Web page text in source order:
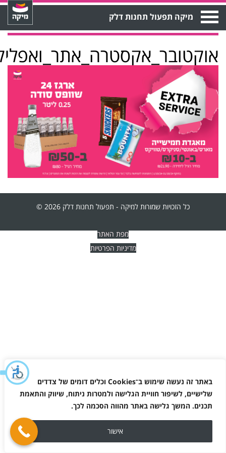
באתר זה נעשה שימוש ב־Cookies וכלים דומים של צדדים
שלישיים, לשיפור חוויית הגלישה ולמטרות ניתוח, שיווק והתאמת
תכנים. המשך גלישה באתר מהווה הסכמה לכך.
אישור
Open
Menu מיקה תפעול תחנות דלק
כל הזכויות שמורות למיקה - תפעול תחנות דלק 2026 ©
מפת האתר
מדיניות הפרטיות